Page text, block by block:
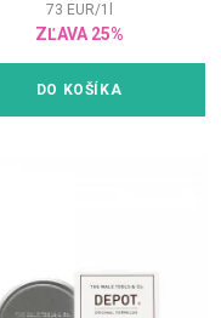
73 EUR/1
ZĽAVA 25%
DO KOŠÍKA